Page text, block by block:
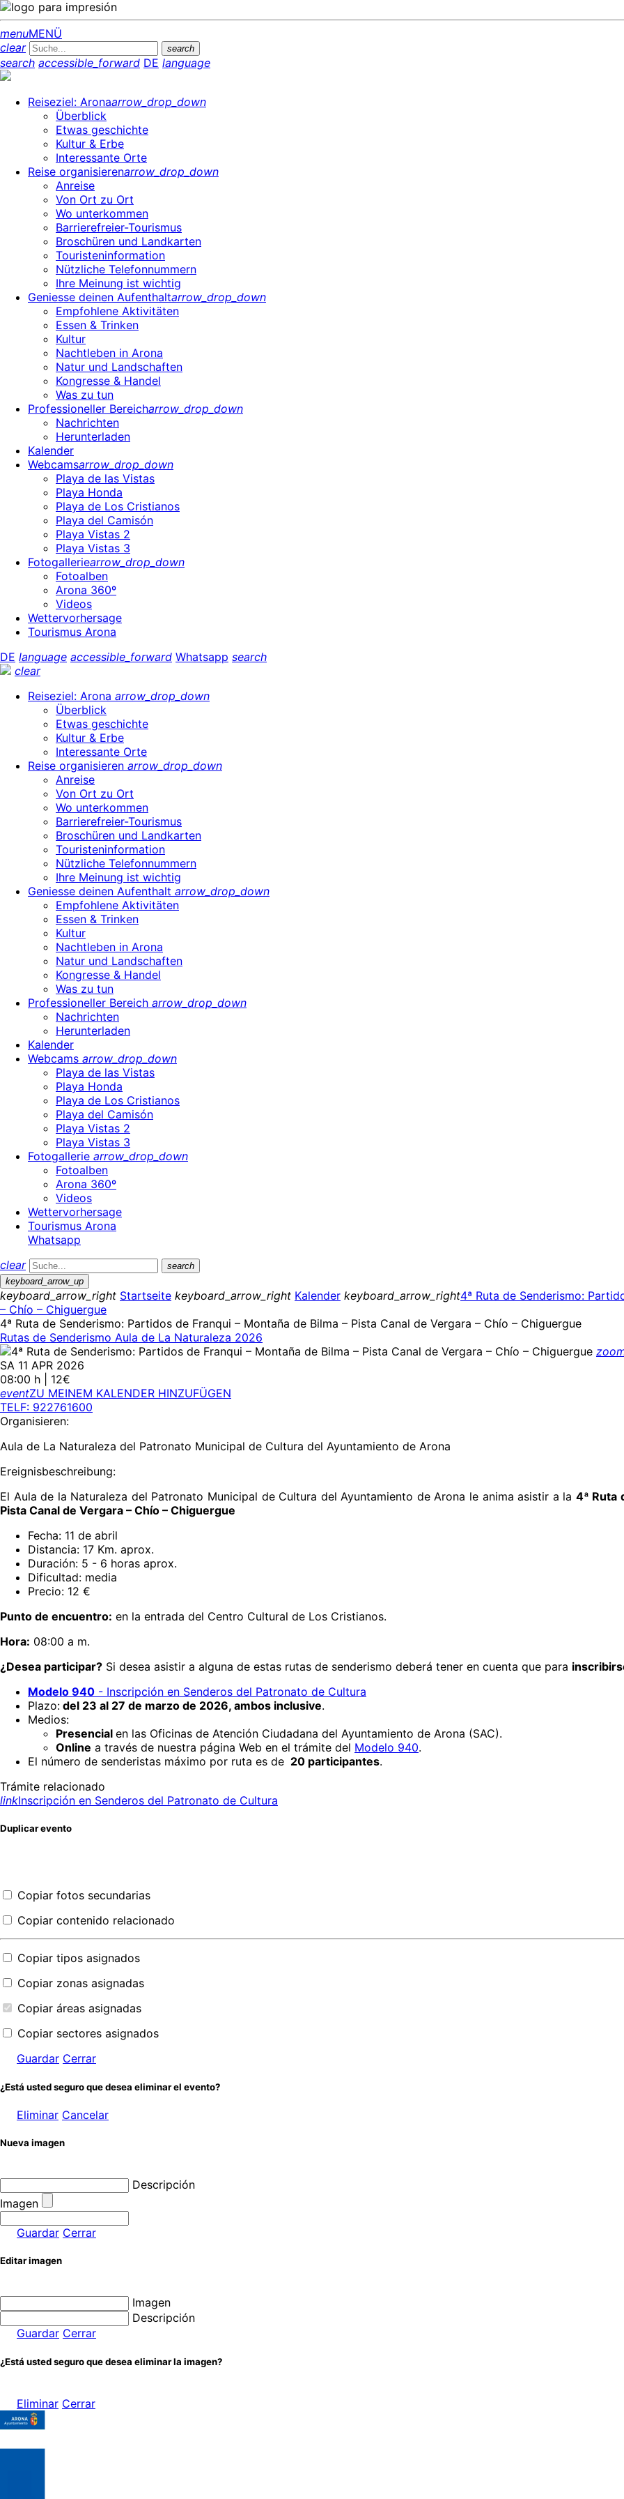
menuMENÜ
clear
search
search accessible_forward DE language
Reiseziel: Aronaarrow_drop_down
Überblick
Etwas geschichte
Kultur & Erbe
Interessante Orte
Reise organisierenarrow_drop_down
Anreise
Von Ort zu Ort
Wo unterkommen
Barrierefreier-Tourismus
Broschüren und Landkarten
Touristeninformation
Nützliche Telefonnummern
Ihre Meinung ist wichtig
Geniesse deinen Aufenthaltarrow_drop_down
Empfohlene Aktivitäten
Essen & Trinken
Kultur
Nachtleben in Arona
Natur und Landschaften
Kongresse & Handel
Was zu tun
Professioneller Bereicharrow_drop_down
Nachrichten
Herunterladen
Kalender
Webcamsarrow_drop_down
Playa de las Vistas
Playa Honda
Playa de Los Cristianos
Playa del Camisón
Playa Vistas 2
Playa Vistas 3
Fotogalleriearrow_drop_down
Fotoalben
Arona 360º
Videos
Wettervorhersage
Tourismus Arona
DE language accessible_forward Whatsapp search
clear
Reiseziel: Arona arrow_drop_down
Überblick
Etwas geschichte
Kultur & Erbe
Interessante Orte
Reise organisieren arrow_drop_down
Anreise
Von Ort zu Ort
Wo unterkommen
Barrierefreier-Tourismus
Broschüren und Landkarten
Touristeninformation
Nützliche Telefonnummern
Ihre Meinung ist wichtig
Geniesse deinen Aufenthalt arrow_drop_down
Empfohlene Aktivitäten
Essen & Trinken
Kultur
Nachtleben in Arona
Natur und Landschaften
Kongresse & Handel
Was zu tun
Professioneller Bereich arrow_drop_down
Nachrichten
Herunterladen
Kalender
Webcams arrow_drop_down
Playa de las Vistas
Playa Honda
Playa de Los Cristianos
Playa del Camisón
Playa Vistas 2
Playa Vistas 3
Fotogallerie arrow_drop_down
Fotoalben
Arona 360º
Videos
Wettervorhersage
Tourismus Arona
Whatsapp
clear
search
keyboard_arrow_up
keyboard_arrow_right Startseite keyboard_arrow_right Kalender keyboard_arrow_right4ª Ruta de Senderismo:
– Chío – Chiguergue
4ª Ruta de Senderismo: Partidos de Franqui – Montaña de Bilma – Pista Canal de Vergara – Chío – Chiguergue
Rutas de Senderismo Aula de La Naturaleza 2026
SA 11 APR 2026
08:00 h | 12€
eventZU MEINEM KALENDER HINZUFÜGEN
TELF: 922761600
Organisieren:
Aula de La Naturaleza del Patronato Municipal de Cultura del Ayuntamiento de Arona
Ereignisbeschreibung:
El Aula de la Naturaleza del Patronato Municipal de Cultura del Ayuntamiento de Arona le anima asistir a la 4ª Ruta
Pista Canal de Vergara – Chío – Chiguergue
Fecha: 11 de abril
Distancia: 17 Km. aprox.
Duración: 5 - 6 horas aprox.
Dificultad: media
Precio: 12 €
Punto de encuentro: en la entrada del Centro Cultural de Los Cristianos.
Hora: 08:00 a m.
¿Desea participar? Si desea asistir a alguna de estas rutas de senderismo deberá tener en cuenta que para
Modelo 940 - Inscripción en Senderos del Patronato de Cultura
Plazo: del 23 al 27 de marzo de 2026, ambos inclusive.
Medios:
Presencial en las Oficinas de Atención Ciudadana del Ayuntamiento de Arona (SAC).
Online a través de nuestra página Web en el trámite del Modelo 940.
El número de senderistas máximo por ruta es de 20 participantes.
Trámite relacionado
linkInscripción en Senderos del Patronato de Cultura
Duplicar evento
Copiar fotos secundarias
Copiar contenido relacionado
Copiar tipos asignados
Copiar zonas asignadas
Copiar áreas asignadas
Copiar sectores asignados
Guardar Cerrar
¿Está usted seguro que desea eliminar el evento?
Eliminar Cancelar
Nueva imagen
Descripción
Imagen
Guardar Cerrar
Editar imagen
Imagen
Descripción
Guardar Cerrar
¿Está usted seguro que desea eliminar la imagen?
Eliminar Cerrar